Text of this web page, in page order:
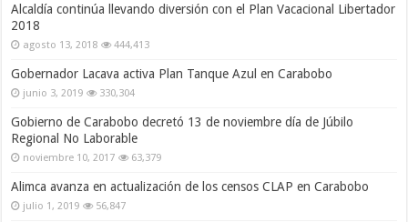
Alcaldía continúa llevando diversión con el Plan Vacacional Libertador
2018
agosto 13, 2018 444,413
Gobernador Lacava activa Plan Tanque Azul en Carabobo
junio 3, 2019 330,304
Gobierno de Carabobo decretó 13 de noviembre día de Júbilo
Regional No Laborable
noviembre 10, 2017 63,379
Alimca avanza en actualización de los censos CLAP en Carabobo
julio 1, 2019 56,847